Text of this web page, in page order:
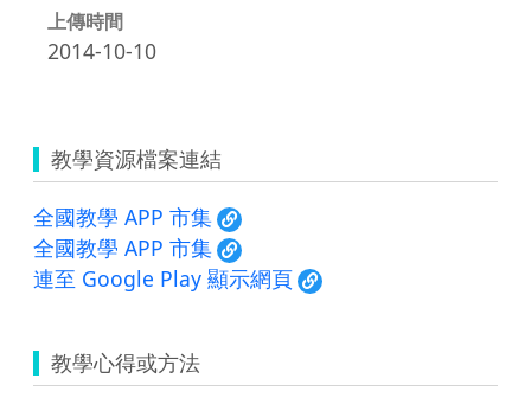
上傳時間
2014-10-10
教學資源檔案連結
全國教學 APP 市集
全國教學 APP 市集
連至 Google Play 顯示網頁
教學心得或方法